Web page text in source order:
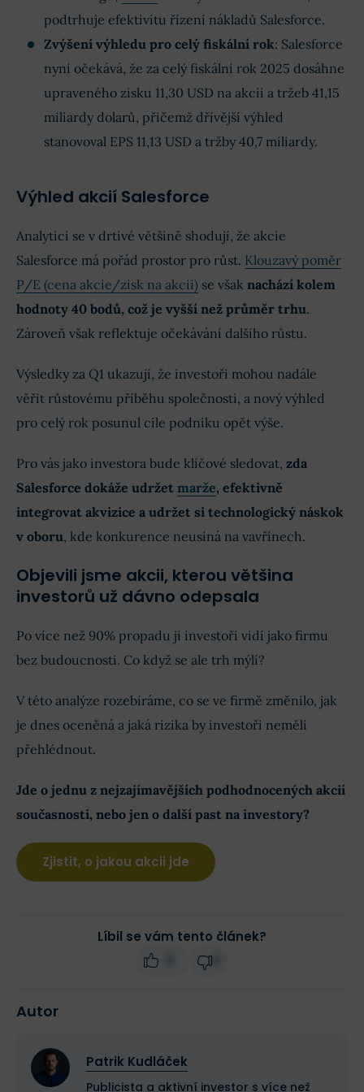
podtrhuje efektivitu řízení nákladů Salesforce.
Zvýšení výhledu pro celý fiskální rok: Salesforce
nyní očekává, že za celý fiskální rok 2025 dosáhne
upraveného zisku 11,30 USD na akcii a tržeb 41,15
miliardy dolarů, přičemž dřívější výhled
stanovoval EPS 11,13 USD a tržby 40,7 miliardy.
Výhled akcií Salesforce
Analytici se v drtivé většině shodují, že akcie
Salesforce má pořád prostor pro růst. Klouzavý poměr
P/E (cena akcie/zisk na akcii) se však nachází kolem
hodnoty 40 bodů, což je vyšší než průměr trhu.
Zároveň však reflektuje očekávání dalšího růstu.
Výsledky za Q1 ukazují, že investoři mohou nadále
věřit růstovému příběhu společnosti, a nový výhled
pro celý rok posunul cíle podniku opět výše.
Pro vás jako investora bude klíčové sledovat, zda
Salesforce dokáže udržet marže, efektivně
integrovat akvizice a udržet si technologický náskok
v oboru, kde konkurence neusíná na vavřínech.
Objevili jsme akcii, kterou většina
investorů už dávno odepsala
Po více než 90% propadu ji investoři vidí jako firmu
bez budoucnosti. Co když se ale trh mýlí?
V této analýze rozebíráme, co se ve firmě změnilo, jak
je dnes oceněná a jaká rizika by investoři neměli
přehlédnout.
Jde o jednu z nejzajímavějších podhodnocených akcií
současnosti, nebo jen o další past na investory?
Zjistit, o jakou akcii jde
Líbil se vám tento článek?
Autor
Patrik Kudláček
Publicista a aktivní investor s více než